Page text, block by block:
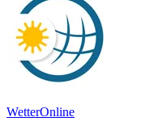
WetterOnline